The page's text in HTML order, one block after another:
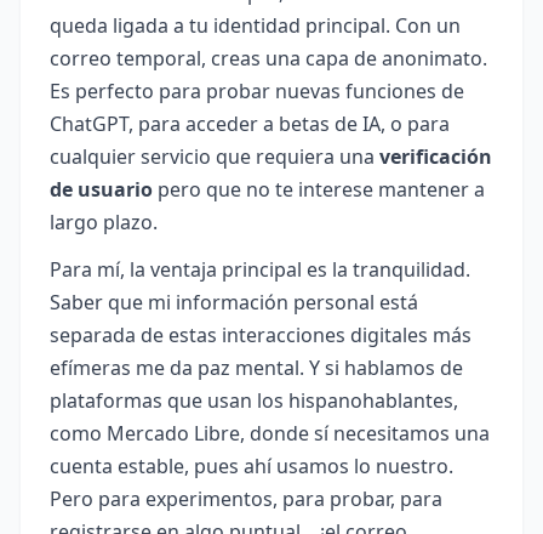
queda ligada a tu identidad principal. Con un
correo temporal, creas una capa de anonimato.
Es perfecto para probar nuevas funciones de
ChatGPT, para acceder a betas de IA, o para
cualquier servicio que requiera una verificación
de usuario pero que no te interese mantener a
largo plazo.
Para mí, la ventaja principal es la tranquilidad.
Saber que mi información personal está
separada de estas interacciones digitales más
efímeras me da paz mental. Y si hablamos de
plataformas que usan los hispanohablantes,
como Mercado Libre, donde sí necesitamos una
cuenta estable, pues ahí usamos lo nuestro.
Pero para experimentos, para probar, para